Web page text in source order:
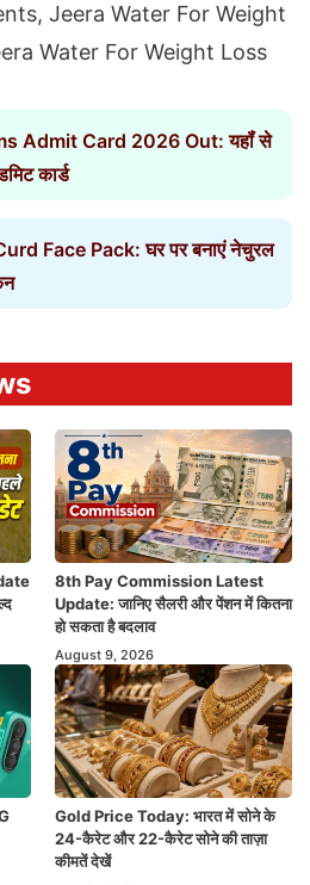
, Jeera Water For Weight
Water For Weight Loss
Admit Card 2026 Out: यहॉं से
कार्ड
Face Pack: घर पर बनाएं नेचुरल
8th Pay Commission Latest
Update: जानिए सैलरी और पेंशन में कितना
हो सकता है बदलाव
August 9, 2026
Gold Price Today: भारत में सोने के
24-कैरेट और 22-कैरेट सोने की ताज़ा
कीमतें देखें